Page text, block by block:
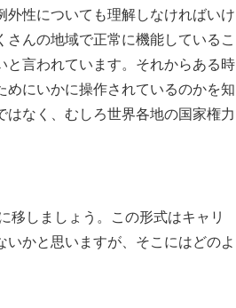
外性についても理解しなければいけ
んの地域で正常に機能しているこ
と言われています。それからある時
めにいかに操作されているのかを知
はなく、むしろ世界各地の国家権力
しましょう。この形式はキャリ
かと思いますが、そこにはどのよ